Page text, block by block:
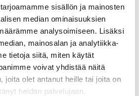
sisällön ja mainosten
median ominaisuuksien
analysoimiseen. Lisäksi
mainosalan ja analytiikka-
tietoja siitä, miten käytät
voivat yhdistää näitä
joita olet antanut heille tai joita on
heidän palvelujaan.
kunnan kiinteistöjen hoitoon ja
päätöksenteossa.
positiivisia oli 62 %,
6 %. Kehittämistoiveita
kehittämiseen, muovin
huomioimiseen,
latuverkostosta